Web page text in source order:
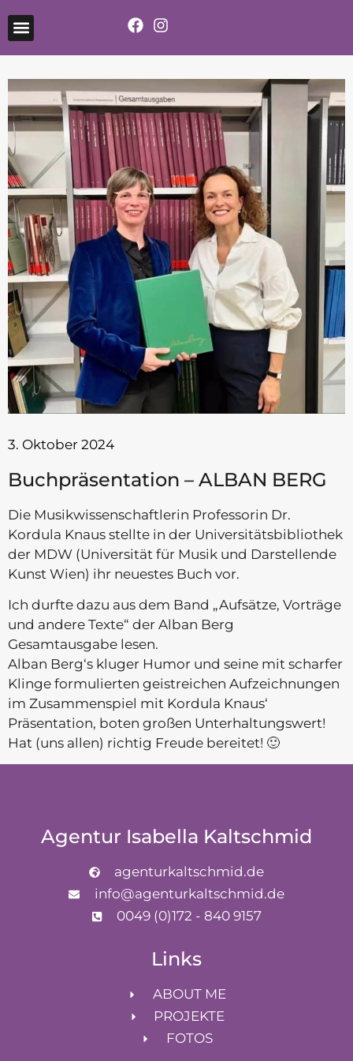
3. Oktober 2024
Buchpräsentation – ALBAN BERG
Die Musikwissenschaftlerin Professorin Dr.
Kordula Knaus stellte in der Universitätsbibliothek
der MDW (Universität für Musik und Darstellende
Kunst Wien) ihr neuestes Buch vor.
Ich durfte dazu aus dem Band „Aufsätze, Vorträge
und andere Texte“ der Alban Berg
Gesamtausgabe lesen.
Alban Berg‘s kluger Humor und seine mit scharfer
Klinge formulierten geistreichen Aufzeichnungen
im Zusammenspiel mit Kordula Knaus‘
Präsentation, boten großen Unterhaltungswert!
Hat (uns allen) richtig Freude bereitet! 🙂
Agentur Isabella Kaltschmid
agenturkaltschmid.de
info@agenturkaltschmid.de
0049 (0)172 - 840 9157
Links
ABOUT ME
PROJEKTE
FOTOS